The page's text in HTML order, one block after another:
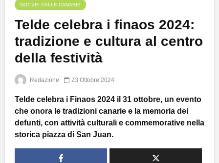
NOTIZIE DALLE CANARIE
Telde celebra i finaos 2024:
tradizione e cultura al centro
della festività
Redazione 23 Ottobre 2024
Telde celebra i Finaos 2024 il 31 ottobre, un evento
che onora le tradizioni canarie e la memoria dei
defunti, con attività culturali e commemorative nella
storica piazza di San Juan.